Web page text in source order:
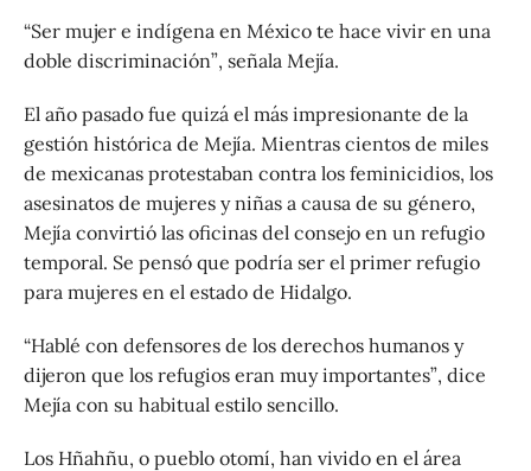
“Ser mujer e indígena en México te hace vivir en una
doble discriminación”, señala Mejía.
El año pasado fue quizá el más impresionante de la
gestión histórica de Mejía. Mientras cientos de miles
de mexicanas protestaban contra los feminicidios, los
asesinatos de mujeres y niñas a causa de su género,
Mejía convirtió las oficinas del consejo en un refugio
temporal. Se pensó que podría ser el primer refugio
para mujeres en el estado de Hidalgo.
“Hablé con defensores de los derechos humanos y
dijeron que los refugios eran muy importantes”, dice
Mejía con su habitual estilo sencillo.
Los Hñahñu, o pueblo otomí, han vivido en el área